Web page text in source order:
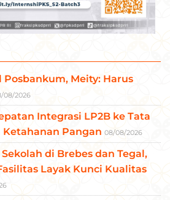
Posbankum, Meity: Harus
08/2026
Integrasi LP2B ke Tata
Pangan 08/08/2026
di Brebes dan Tegal,
Layak Kunci Kualitas